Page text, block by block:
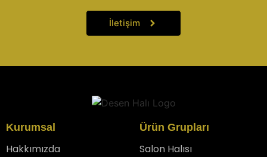
İletişim
Kurumsal
Hakkımızda
Ürün Grupları
Salon Halısı